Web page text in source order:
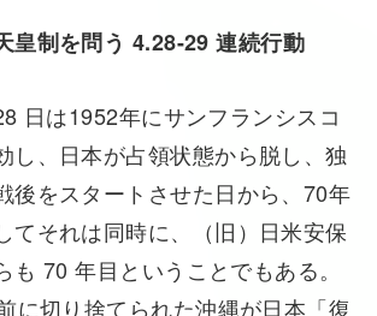
皇制を問う 4.28-29 連続行動
日は1952年にサンフランシスコ
し、日本が占領状態から脱し、独
後をスタートさせた日から、70年
てそれは同時に、（旧）日米安保
も 70 年目ということでもある。
に切り捨てられた沖縄が日本「復